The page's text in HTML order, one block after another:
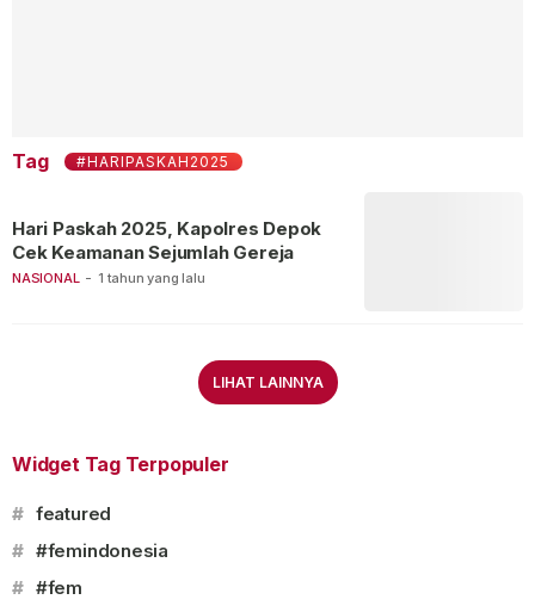
Tag #HARIPASKAH2025
NASIONAL - 1 tahun yang lalu
Hari Paskah 2025, Kapolres Depok
Cek Keamanan Sejumlah Gereja
LIHAT LAINNYA
Widget Tag Terpopuler
# featured
# #femindonesia
# #fem